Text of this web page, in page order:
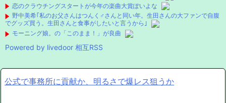
恋のクラウチングスタートが今年の楽曲大賞ぽいよな
野中美希｢私のお父さんはつんく♂さんと同い年。生田さんの大ファンで自腹
でグッズ買う。生田さんと食事がしたいと言うから｣
モーニング娘。の「このまま！」が良曲
Powered by livedoor 相互RSS
公式で事務所に貢献か、明るさで爆レス狙うか